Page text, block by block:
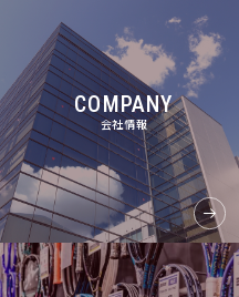
COMPANY
会社情報